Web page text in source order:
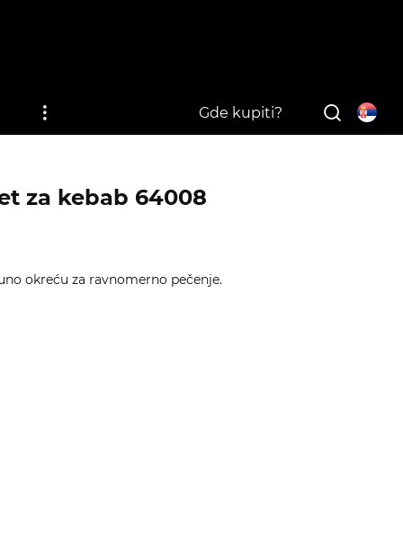
Gde kupiti?
za kebab 64008
okreću za ravnomerno pečenje.